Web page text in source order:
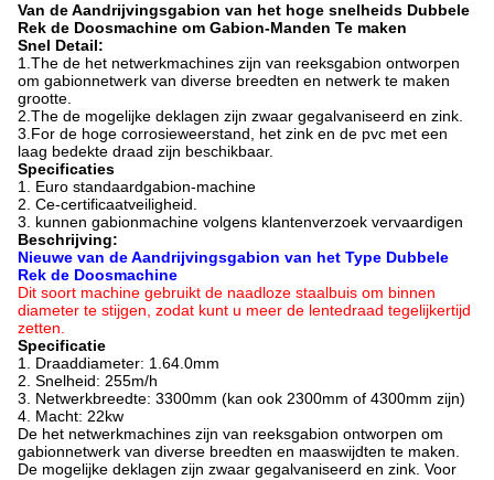
Van de Aandrijvingsgabion van het hoge snelheids Dubbele
Rek de Doosmachine om Gabion-Manden Te maken
Snel Detail:
1.The de het netwerkmachines zijn van reeksgabion ontworpen
om gabionnetwerk van diverse breedten en netwerk te maken
grootte.
2.The de mogelijke deklagen zijn zwaar gegalvaniseerd en zink.
3.For de hoge corrosieweerstand, het zink en de pvc met een
laag bedekte draad zijn beschikbaar.
Specificaties
1. Euro standaardgabion-machine
2. Ce-certificaatveiligheid.
3. kunnen gabionmachine volgens klantenverzoek vervaardigen
Beschrijving:
Nieuwe van de Aandrijvingsgabion van het Type Dubbele
Rek de Doosmachine
Dit soort machine gebruikt de naadloze staalbuis om binnen
diameter te stijgen, zodat kunt u meer de lentedraad tegelijkertijd
zetten.
Specificatie
1. Draaddiameter: 1.64.0mm
2. Snelheid: 255m/h
3. Netwerkbreedte: 3300mm (kan ook 2300mm of 4300mm zijn)
4. Macht: 22kw
De het netwerkmachines zijn van reeksgabion ontworpen om
gabionnetwerk van diverse breedten en maaswijdten te maken.
De mogelijke deklagen zijn zwaar gegalvaniseerd en zink. Voor